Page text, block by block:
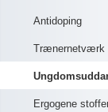
Antidoping
Trænernetværk
Ergogene